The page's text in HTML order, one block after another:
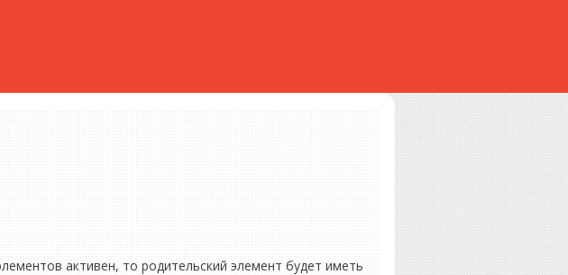
активен, то родительский элемент будет иметь